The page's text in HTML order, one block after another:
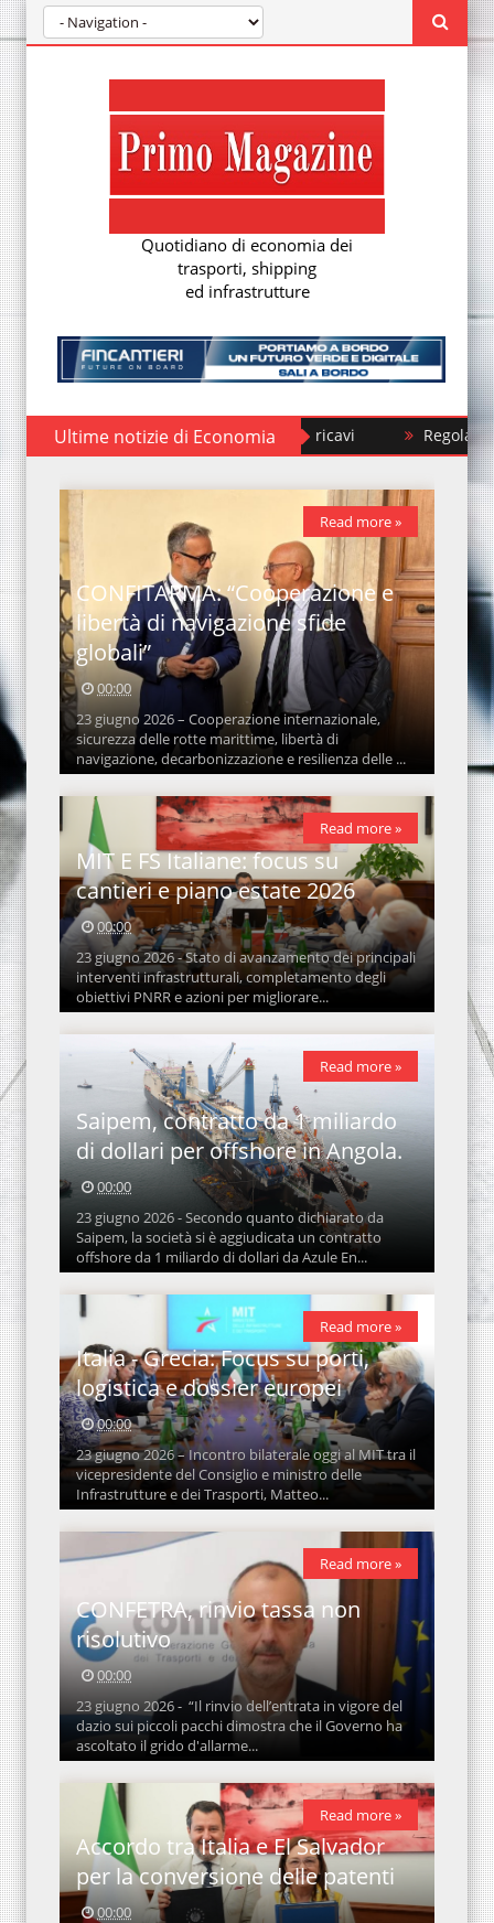
Quotidiano di economia dei
trasporti, shipping
ed infrastrutture
Ultime notizie di Economia Regolamento
CONFITARMA: “Cooperazione e
libertà di navigazione sfide
globali”
00:00
23 giugno 2026 – Cooperazione internazionale,
sicurezza delle rotte marittime, libertà di
navigazione, decarbonizzazione e resilienza delle ...
Read more »
MIT E FS Italiane: focus su
cantieri e piano estate 2026
00:00
23 giugno 2026 - Stato di avanzamento dei principali
interventi infrastrutturali, completamento degli
obiettivi PNRR e azioni per migliorare...
Read more »
Saipem, contratto da 1 miliardo
di dollari per offshore in Angola.
00:00
23 giugno 2026 - Secondo quanto dichiarato da
Saipem, la società si è aggiudicata un contratto
offshore da 1 miliardo di dollari da Azule En...
Read more »
Italia - Grecia: Focus su porti,
logistica e dossier europei
00:00
23 giugno 2026 – Incontro bilaterale oggi al MIT tra il
vicepresidente del Consiglio e ministro delle
Infrastrutture e dei Trasporti, Matteo...
Read more »
CONFETRA, rinvio tassa non
risolutivo
00:00
23 giugno 2026 - “Il rinvio dell’entrata in vigore del
dazio sui piccoli pacchi dimostra che il Governo ha
ascoltato il grido d'allarme...
Read more »
Accordo tra Italia e El Salvador
per la conversione delle patenti
00:00
Read more »